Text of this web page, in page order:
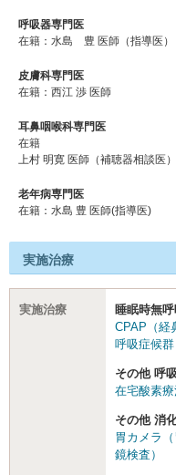
呼吸器専門医
在籍：水島 豊 医師（指導医）
皮膚科専門医
在籍：西江 渉 医師
耳鼻咽喉科専門医
在籍
上村 明寛 医師（補聴器相談医）
老年病専門医
在籍：水島 豊 医師(指導医)
実施治療
実施治療
睡眠時無
CPAP（経
呼吸症候
その他 呼
在宅酸素
その他 消
胃カメラ（
鏡検査）